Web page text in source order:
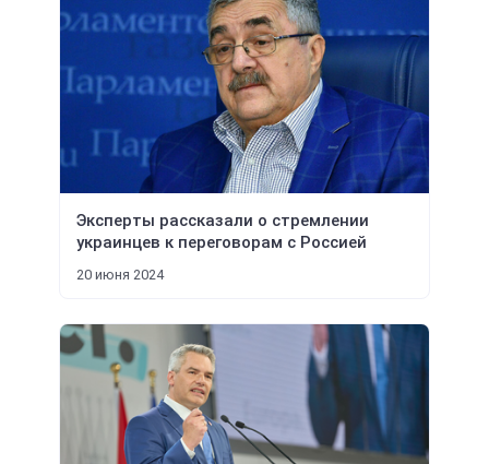
Эксперты рассказали о стремлении
украинцев к переговорам с Россией
20 июня 2024